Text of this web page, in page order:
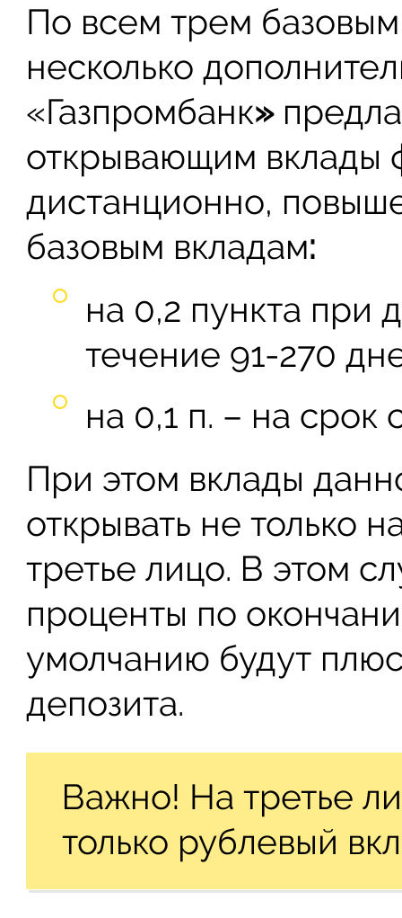
По всем трем
несколько
«Газпромбанк»
открывающим вклады
дистанционно,
базовым вкладам:
на 0,2 пункта при
течение 91-270
на 0,1 п. – на срок
При этом вклады
открывать не только
третье лицо. В этом
проценты по
умолчанию будут
депозита.
Важно! На третье
только рублевый